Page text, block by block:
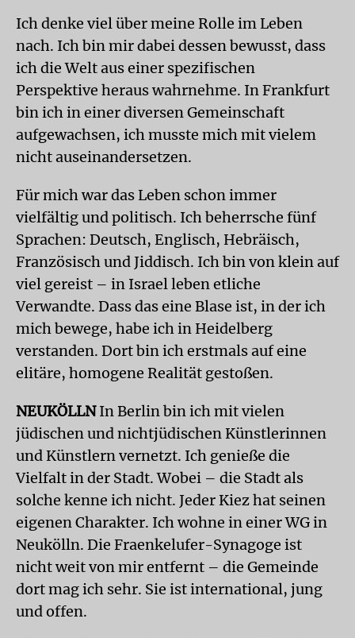
Ich denke viel über meine Rolle im Leben
nach. Ich bin mir dabei dessen bewusst, dass
ich die Welt aus einer spezifischen
Perspektive heraus wahrnehme. In Frankfurt
bin ich in einer diversen Gemeinschaft
aufgewachsen, ich musste mich mit vielem
nicht auseinandersetzen.
Für mich war das Leben schon immer
vielfältig und politisch. Ich beherrsche fünf
Sprachen: Deutsch, Englisch, Hebräisch,
Französisch und Jiddisch. Ich bin von klein auf
viel gereist – in Israel leben etliche
Verwandte. Dass das eine Blase ist, in der ich
mich bewege, habe ich in Heidelberg
verstanden. Dort bin ich erstmals auf eine
elitäre, homogene Realität gestoßen.
NEUKÖLLNIn Berlin bin ich mit vielen
jüdischen und nichtjüdischen Künstlerinnen
und Künstlern vernetzt. Ich genieße die
Vielfalt in der Stadt. Wobei – die Stadt als
solche kenne ich nicht. Jeder Kiez hat seinen
eigenen Charakter. Ich wohne in einer WG in
Neukölln. Die Fraenkelufer-Synagoge ist
nicht weit von mir entfernt – die Gemeinde
dort mag ich sehr. Sie ist international, jung
und offen.